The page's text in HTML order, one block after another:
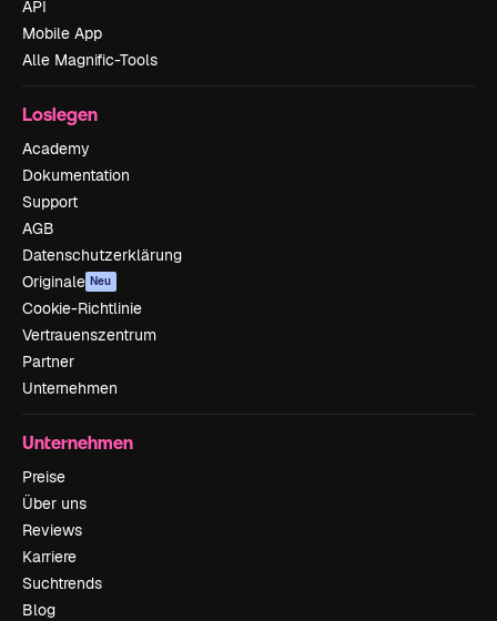
API
Mobile App
Alle Magnific-Tools
Loslegen
Academy
Dokumentation
Support
AGB
Datenschutzerklärung
Originale Neu
Cookie-Richtlinie
Vertrauenszentrum
Partner
Unternehmen
Unternehmen
Preise
Über uns
Reviews
Karriere
Suchtrends
Blog